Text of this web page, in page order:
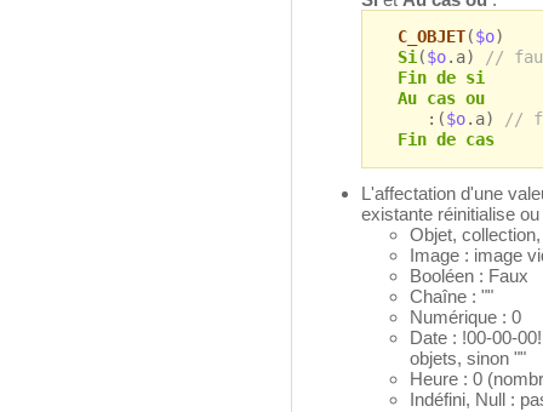
C_OBJET($o)
Si($o.a)
//
Fin de si
Au cas ou
:($o.a)
//
Fin de cas
L'affectation d'une
existante réinitialise
Objet,
Image : image
Booléen : Faux
Chaîne : ""
Numérique : 0
Date : !00-00-
objets, sinon ""
Heure : 0
Indéfini, Null :